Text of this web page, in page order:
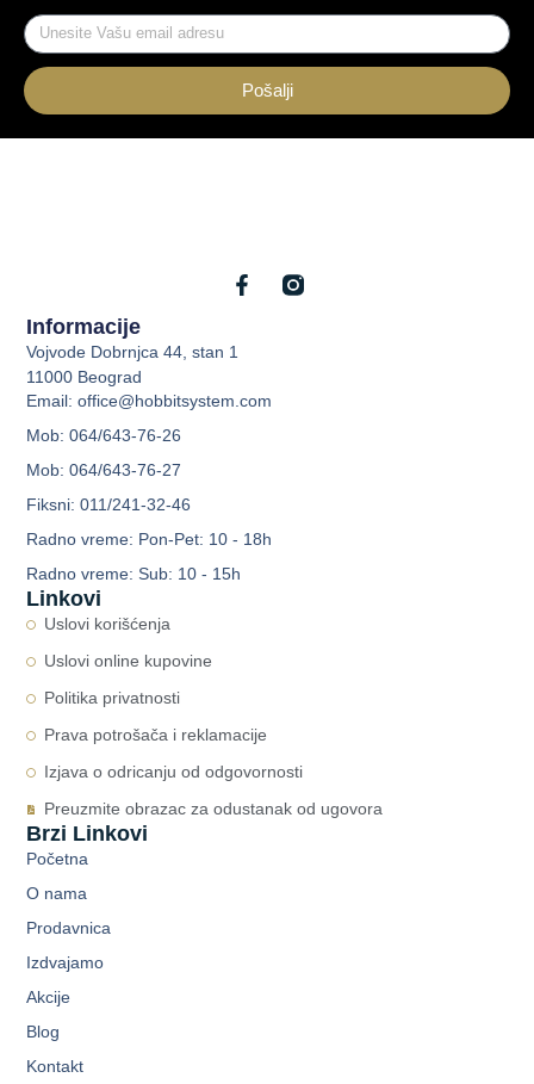
Pošalji
Linkovi
Uslovi korišćenja
Uslovi online kupovine
Politika privatnosti
Prava potrošača i reklamacije
Izjava o odricanju od odgovornosti
Preuzmite obrazac za odustanak od ugovora
Brzi Linkovi
Početna
O nama
Prodavnica
Izdvajamo
Akcije
Blog
Kontakt
Informacije
Vojvode Dobrnjca 44, stan 1
11000 Beograd
Email: office@hobbitsystem.com
Mob: 064/643-76-26
Mob: 064/643-76-27
Fiksni: 011/241-32-46
Radno vreme: Pon-Pet: 10 - 18h
Radno vreme: Sub: 10 - 15h